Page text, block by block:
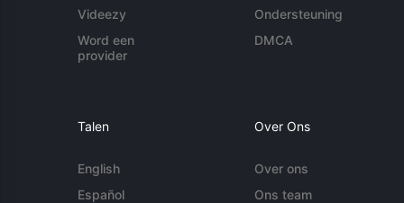
Videezy
Word een
provider
Ondersteuning
DMCA
Talen
English
Español
Over Ons
Over ons
Ons team